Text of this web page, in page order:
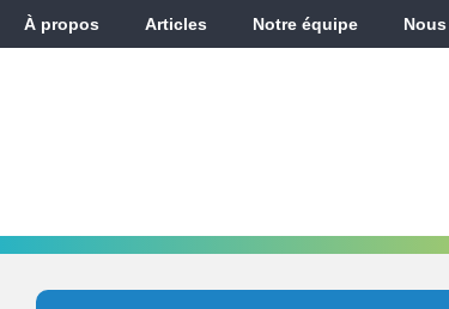
À propos Articles Notre équipe